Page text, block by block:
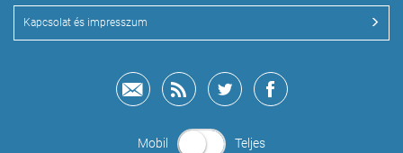
Kapcsolat és impresszum
Mobil Teljes